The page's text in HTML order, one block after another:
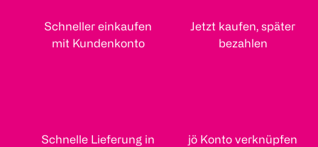
Schneller einkaufen
mit Kundenkonto
Jetzt kaufen, später
bezahlen
Schnelle Lieferung in
jö Konto verknüpfen